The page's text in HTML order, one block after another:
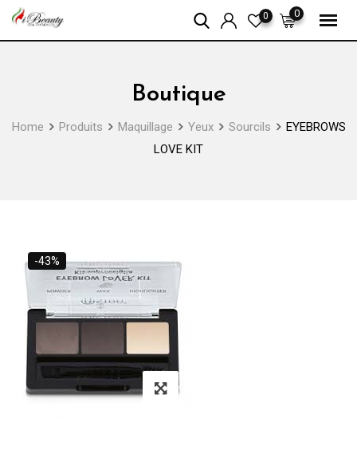
Skip
0
0
Boutique
Home Produits Maquillage Yeux Sourcils
EYEBROWS
LOVE KIT
-43%